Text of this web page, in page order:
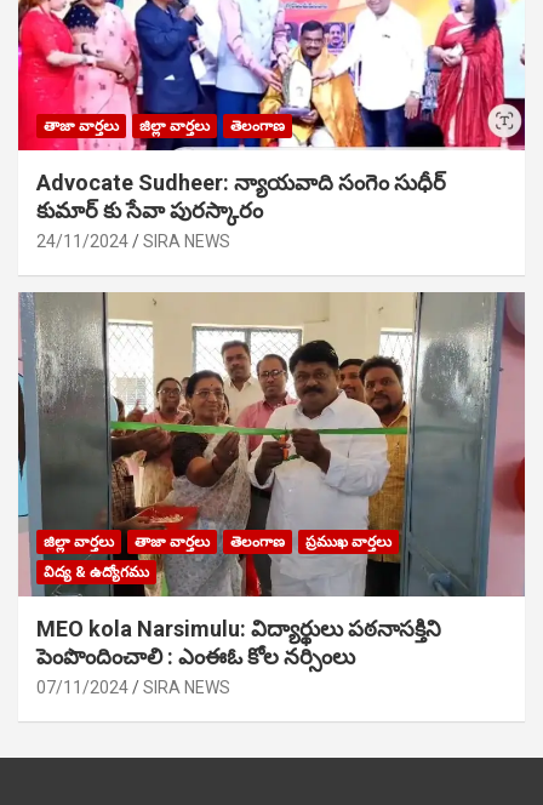
తాజా వార్తలు జిల్లా వార్తలు తెలంగాణ
Advocate Sudheer: న్యాయవాది సంగెం సుధీర్
కుమార్ కు సేవా పురస్కారం
24/11/2024 SIRA NEWS
జిల్లా వార్తలు తాజా వార్తలు తెలంగాణ
ప్రముఖ వార్తలు
విద్య & ఉద్యోగము
MEO kola Narsimulu: విద్యార్థులు పఠ‌నాసక్తిని
పెంపొందించాలి : ఎంఈఓ కోల నర్సింలు
07/11/2024 SIRA NEWS